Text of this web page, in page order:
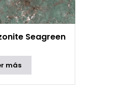
Seagreen
más